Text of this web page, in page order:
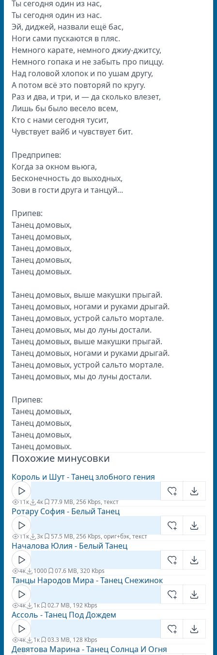
Ты сегодня один из нас,
Ты сегодня один из нас.
Эй, диджей, назвали ещё бас,
Ноги сами пускаются в пляс.
Немного карате, немного джиу-джитсу,
Немного гопака и не забыть про пиццу.
Над головой хлопок и по ушам другу,
А потом всё это повторяй по кругу.
Раз и два, и три, и — да сколько влезет,
Лишь бы было весело всем,
Кто с нами сегодня тусит,
Чувствует вайб и чувствует бит.
Предприпев:
Когда за окном вьюга,
Бесконечность до выходных,
Зови в гости друга и танцуй...
Припев:
Танец домовых,
Танец домовых,
Танец домовых,
Танец домовых,
Танец домовых.
Танец домовых, выше макушки прыгай.
Танец домовых, ногами и руками дрыгай.
Танец домовых, устрой сальто мортале.
Танец домовых, мы до луны достали.
Танец домовых, выше макушки прыгай.
Танец домовых, ногами и руками дрыгай.
Танец домовых, устрой сальто мортале.
Танец домовых, мы до луны достали.
Припев:
Танец домовых,
Танец домовых,
Танец домовых,
Танец домовых.
Похожие минусовки
Король и Шут - Танец злобного гения
11к 4к 77.9 MB, 256 Kbps, текст
Ротару София - Белый Танец
11к 3к 57.5 MB, 256 Kbps, ориг+бэк, текст
Началова Юлия - Белый Танец
4к 1000 07.6 MB, 320 Kbps
Танцы Народов Мира - Танец Снежинок
4к 1к 02.7 MB, 192 Kbps
Ассоль - Танец Под Дождем
4к 1к 03.3 MB, 128 Kbps
Девятова Марина - Танец Солнца И Огня